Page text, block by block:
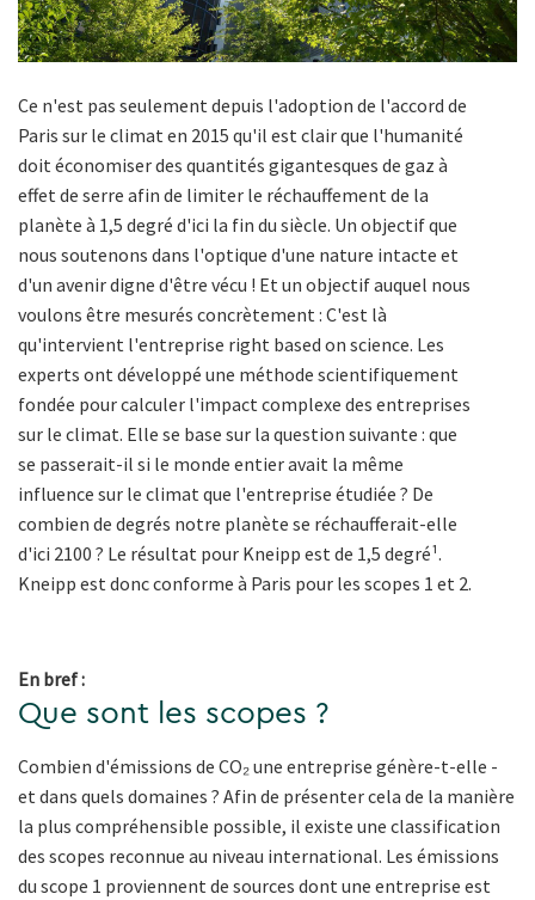
Ce n'est pas seulement depuis l'adoption de l'accord de
Paris sur le climat en 2015 qu'il est clair que l'humanité
doit économiser des quantités gigantesques de gaz à
effet de serre afin de limiter le réchauffement de la
planète à 1,5 degré d'ici la fin du siècle. Un objectif que
nous soutenons dans l'optique d'une nature intacte et
d'un avenir digne d'être vécu ! Et un objectif auquel nous
voulons être mesurés concrètement : C'est là
qu'intervient l'entreprise right based on science. Les
experts ont développé une méthode scientifiquement
fondée pour calculer l'impact complexe des entreprises
sur le climat. Elle se base sur la question suivante : que
se passerait-il si le monde entier avait la même
influence sur le climat que l'entreprise étudiée ? De
combien de degrés notre planète se réchaufferait-elle
d'ici 2100 ? Le résultat pour Kneipp est de 1,5 degré¹.
Kneipp est donc conforme à Paris pour les scopes 1 et 2.
En bref :
Que sont les scopes ?
Combien d'émissions de CO₂ une entreprise génère-t-elle -
et dans quels domaines ? Afin de présenter cela de la manière
la plus compréhensible possible, il existe une classification
des scopes reconnue au niveau international. Les émissions
du scope 1 proviennent de sources dont une entreprise est